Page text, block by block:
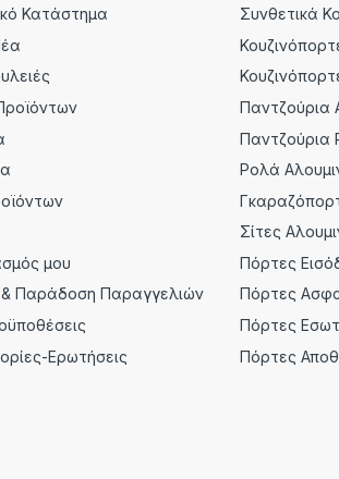
Κατάστημα
μου
Παράδοση Παραγγελιών
Ερωτήσεις
Συνθετικά
Παντζούρια
Παντζούρια
Ρολά
Σίτες
Πόρτες
Πόρτες
Πόρτες
Πόρτες